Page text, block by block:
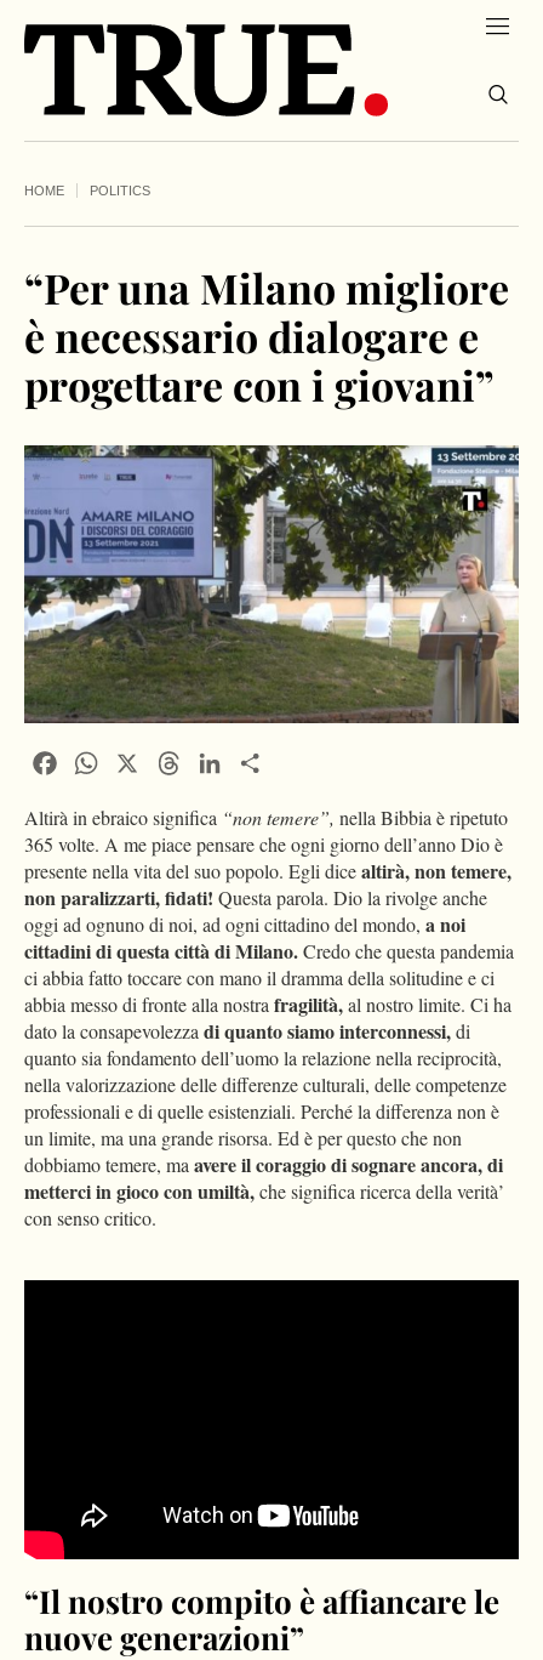
HOME POLITICS
“Per una Milano migliore
è necessario dialogare e
progettare con i giovani”
FacebookWhatsApp ThreadsLinkedIn
Altirà in ebraico significa “non temere”, nella Bibbia è ripetuto
365 volte. A me piace pensare che ogni giorno dell’anno Dio è
presente nella vita del suo popolo. Egli dicealtirà, non temere,
non paralizzarti, fidati! Questa parola. Dio la rivolge anche
oggi ad ognuno di noi, ad ogni cittadino del mondo, a noi
cittadini di questa città di Milano.Credo che questa pandemia
ci abbia fatto toccare con mano il dramma della solitudine e ci
abbia messo di fronte alla nostrafragilità,al nostro limite. Ci ha
dato la consapevolezzadi quanto siamo interconnessi,di
quanto sia fondamento dell’uomo la relazione nella reciprocità,
nella valorizzazione delle differenze culturali, delle competenze
professionali e di quelle esistenziali. Perché la differenza non è
un limite, ma una grande risorsa. Ed è per questo che non
dobbiamo temere, maavere il coraggio di sognare ancora, di
metterci in gioco con umiltà,che significa ricerca della verità’
con senso critico.
“Il nostro compito è affiancare le
nuove generazioni”